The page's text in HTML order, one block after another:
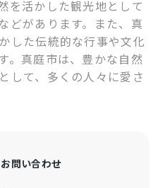
を活かした観光地として
どがあります。また、真
した伝統的な行事や文化
。真庭市は、豊かな自然
して、多くの人々に愛さ
問い合わせ